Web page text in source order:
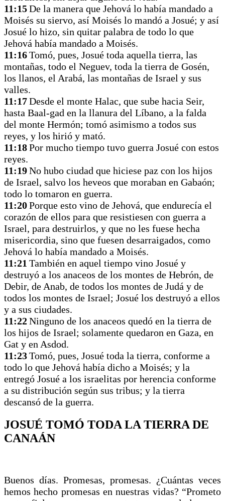
11:15De la manera que Jehová lo había mandado a
Moisés su siervo, así Moisés lo mandó a Josué; y así
Josué lo hizo, sin quitar palabra de todo lo que
Jehová había mandado a Moisés.
11:16Tomó, pues, Josué toda aquella tierra, las
montañas, todo el Neguev, toda la tierra de Gosén,
los llanos, el Arabá, las montañas de Israel y sus
valles.
11:17Desde el monte Halac, que sube hacia Seir,
hasta Baal-gad en la llanura del Líbano, a la falda
del monte Hermón; tomó asimismo a todos sus
reyes, y los hirió y mató.
11:18Por mucho tiempo tuvo guerra Josué con estos
reyes.
11:19No hubo ciudad que hiciese paz con los hijos
de Israel, salvo los heveos que moraban en Gabaón;
todo lo tomaron en guerra.
11:20Porque esto vino de Jehová, que endurecía el
corazón de ellos para que resistiesen con guerra a
Israel, para destruirlos, y que no les fuese hecha
misericordia, sino que fuesen desarraigados, como
Jehová lo había mandado a Moisés.
11:21 También en aquel tiempo vino Josué y
destruyó a los anaceos de los montes de Hebrón, de
Debir, de Anab, de todos los montes de Judá y de
todos los montes de Israel; Josué los destruyó a ellos
y a sus ciudades.
11:22Ninguno de los anaceos quedó en la tierra de
los hijos de Israel; solamente quedaron en Gaza, en
Gat y en Asdod.
11:23Tomó, pues, Josué toda la tierra, conforme a
todo lo que Jehová había dicho a Moisés; y la
entregó Josué a los israelitas por herencia conforme
a su distribución según sus tribus; y la tierra
descansó de la guerra.
JOSUÉ TOMÓ TODA LA TIERRA DE
CANAÁN
Buenos días. Promesas, promesas. ¿Cuántas veces
hemos hecho promesas en nuestras vidas? “Prometo